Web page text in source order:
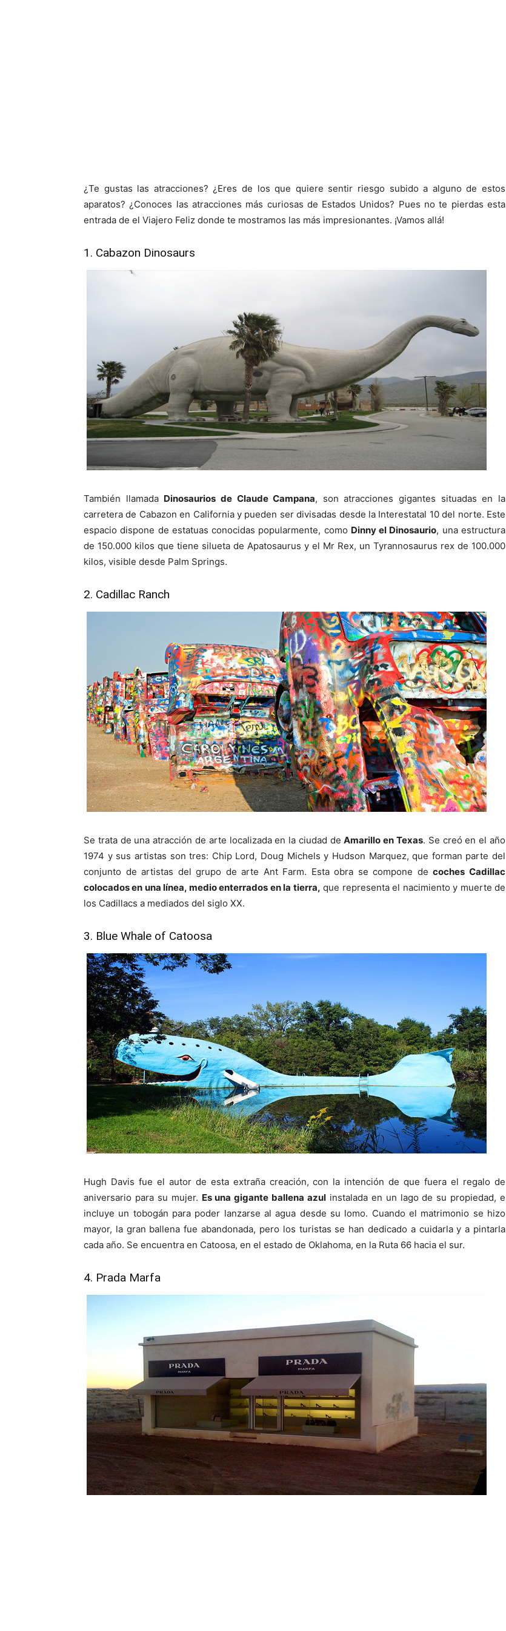
¿Te gustas las atracciones? ¿Eres de los que quiere sentir riesgo subido a alguno de estos
aparatos? ¿Conoces las atracciones más curiosas de Estados Unidos? Pues no te pierdas esta
entrada de el Viajero Feliz donde te mostramos las más impresionantes. ¡Vamos allá!
1. Cabazon Dinosaurs
También llamada Dinosaurios de Claude Campana, son atracciones gigantes situadas en la
carretera de Cabazon en California y pueden ser divisadas desde la Interestatal 10 del norte. Este
espacio dispone de estatuas conocidas popularmente, como Dinny el Dinosaurio, una estructura
de 150.000 kilos que tiene silueta de Apatosaurus y el Mr Rex, un Tyrannosaurus rex de 100.000
kilos, visible desde Palm Springs.
2. Cadillac Ranch
Se trata de una atracción de arte localizada en la ciudad deAmarillo en Texas. Se creó en el año
1974 y sus artistas son tres: Chip Lord, Doug Michels y Hudson Marquez, que forman parte del
conjunto de artistas del grupo de arte Ant Farm. Esta obra se compone decoches Cadillac
colocados en una línea, medio enterrados en la tierra, que representa el nacimiento y muerte de
los Cadillacs a mediados del siglo XX.
3. Blue Whale of Catoosa
Hugh Davis fue el autor de esta extraña creación, con la intención de que fuera el regalo de
aniversario para su mujer. Es una gigante ballena azul instalada en un lago de su propiedad, e
incluye un tobogán para poder lanzarse al agua desde su lomo. Cuando el matrimonio se hizo
mayor, la gran ballena fue abandonada, pero los turistas se han dedicado a cuidarla y a pintarla
cada año. Se encuentra en Catoosa, en el estado de Oklahoma, en la Ruta 66 hacia el sur.
4. Prada Marfa